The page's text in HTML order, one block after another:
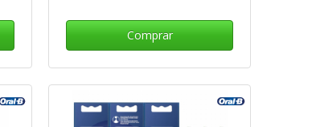
Comprar